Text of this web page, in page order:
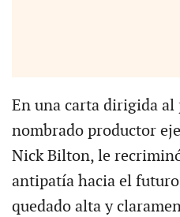
En una carta dirigida
nombrado productor
Nick Bilton, le
antipatía hacia el
quedado alta y